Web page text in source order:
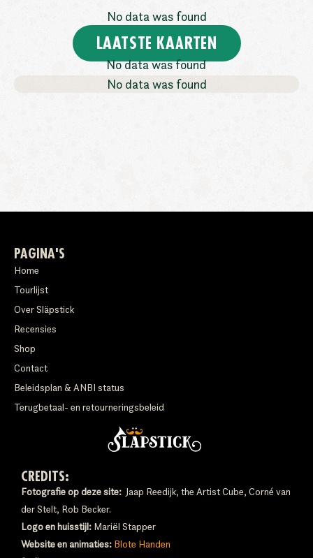
No data was found
LAATSTE KAARTEN
No data was found
No data was found
PAGINA'S
Home
Tourlijst
Over Släpstick
Recensies
Shop
Contact
Beleidsplan & ANBI status
Terugbetaal- en retourneringsbeleid
CREDITS:
Fotografie op deze site: Jaap Reedijk, the Artist Cube, Corné van
der Stelt, Rob Becker.
Logo en huisstijl: Mariël Stapper
Website en animaties: Blote Handen